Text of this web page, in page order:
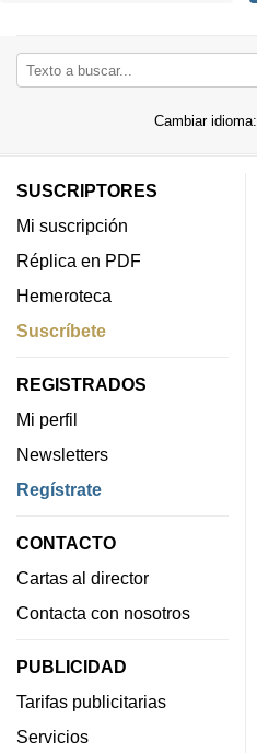
Cambiar idioma:
SUSCRIPTORES
Mi suscripción
Réplica en PDF
Hemeroteca
Suscríbete
REGISTRADOS
Mi perfil
Newsletters
Regístrate
CONTACTO
Cartas al director
Contacta con nosotros
PUBLICIDAD
Tarifas publicitarias
Servicios